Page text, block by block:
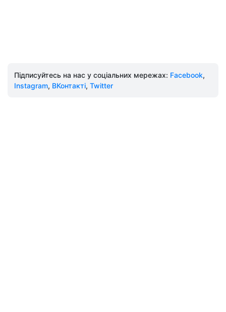
Підписуйтесь на нас у соціальних мережах: Facebook,
Instagram, ВКонтакті, Twitter